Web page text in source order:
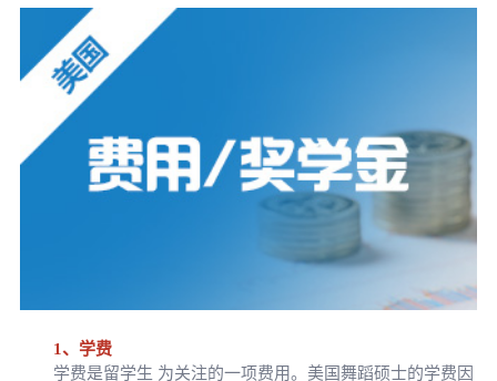
1、学费
学费是留学生 为关注的一项费用。美国舞蹈硕士的学费因